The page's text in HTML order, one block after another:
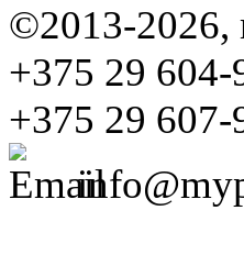
©2013-2026,
+375 29 604-
+375 29 607-